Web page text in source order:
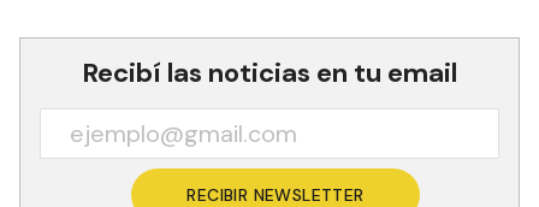
Recibí las noticias en tu email
RECIBIR NEWSLETTER